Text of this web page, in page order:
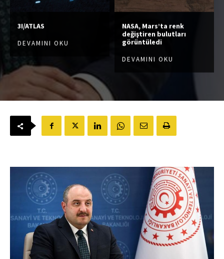
3I/ATLAS
DEVAMINI OKU
NASA, Mars’ta renk
değiştiren bulutları
görüntüledi
DEVAMINI OKU